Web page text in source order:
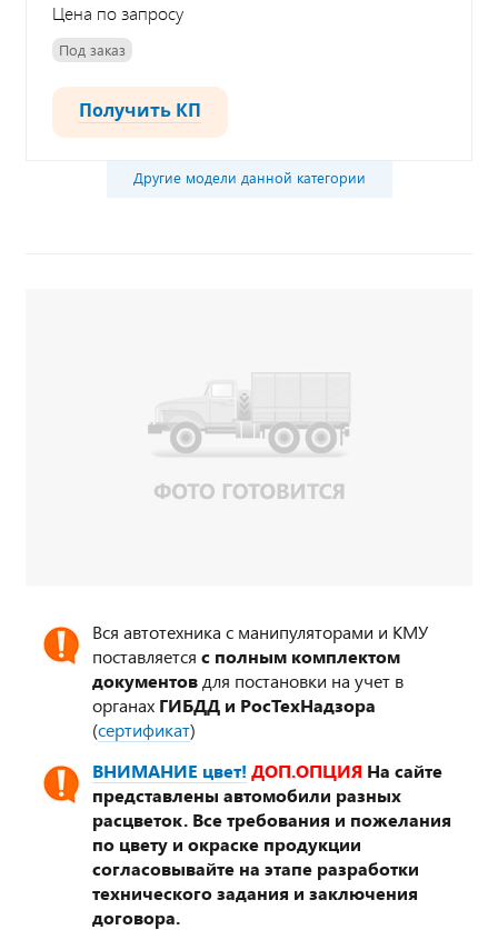
Цена по запросу
Под заказ
Получить КП
Другие модели данной категории
Вся автотехника с манипуляторами и КМУ
поставляется с полным комплектом
документов для постановки на учет в
органах ГИБДД и РосТехНадзора
(сертификат)
ВНИМАНИЕ цвет! ДОП.ОПЦИЯ На сайте
представлены автомобили разных
расцветок. Все требования и пожелания
по цвету и окраске продукции
согласовывайте на этапе разработки
технического задания и заключения
договора.